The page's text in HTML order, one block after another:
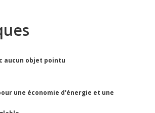
aucun objet pointu
une économie d'énergie et une